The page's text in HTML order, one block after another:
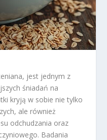
jest jednym z
śniadań na
kryją w sobie nie tylko
ale również
odchudzania oraz
Badania